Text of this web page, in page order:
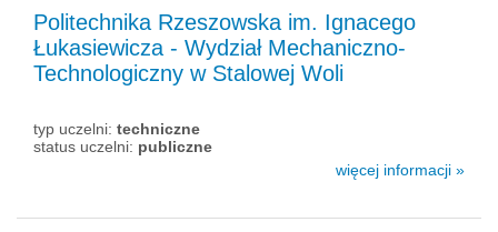
Politechnika Rzeszowska im. Ignacego
Łukasiewicza - Wydział Mechaniczno-
Technologiczny w Stalowej Woli
typ uczelni: techniczne
status uczelni: publiczne
więcej informacji »